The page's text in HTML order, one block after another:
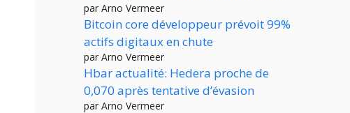
par Arno Vermeer
Bitcoin core développeur prévoit 99%
actifs digitaux en chute
par Arno Vermeer
Hbar actualité: Hedera proche de
0,070 après tentative d’évasion
par Arno Vermeer